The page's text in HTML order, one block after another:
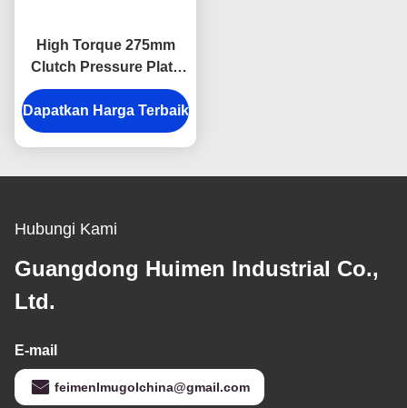
High Torque 275mm
Clutch Pressure Plate
C8983174480
Dirancang untuk
aplikasi D-MAX & MU-X
Dapatkan Harga Terbaik
Hubungi Kami
Guangdong Huimen Industrial Co.,
Ltd.
E-mail
feimenlmugolchina@gmail.com